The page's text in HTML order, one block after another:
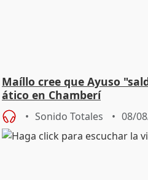
Maíllo cree que Ayuso
ático en Chamberí
Sonido Totales 08/